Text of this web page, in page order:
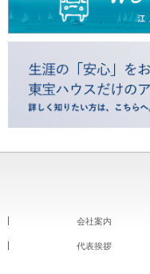
会社案内
代表挨拶